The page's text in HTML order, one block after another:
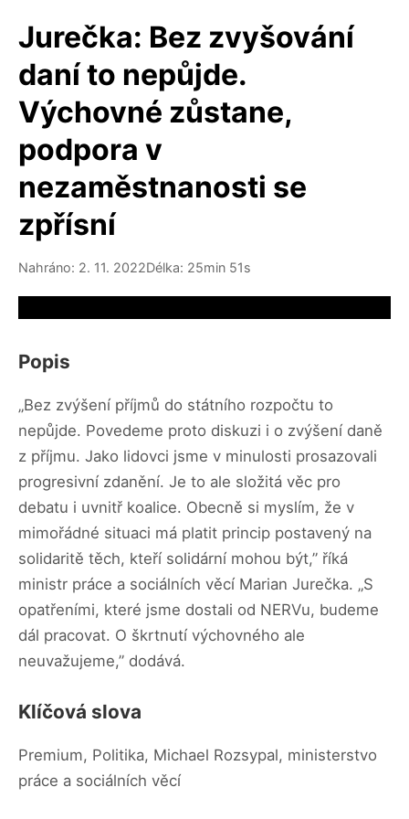
Jurečka: Bez zvyšování
daní to nepůjde.
Výchovné zůstane,
podpora v
nezaměstnanosti se
zpřísní
Nahráno: 2. 11. 2022Délka: 25min 51s
Popis
„Bez zvýšení příjmů do státního rozpočtu to
nepůjde. Povedeme proto diskuzi i o zvýšení daně
z příjmu. Jako lidovci jsme v minulosti prosazovali
progresivní zdanění. Je to ale složitá věc pro
debatu i uvnitř koalice. Obecně si myslím, že v
mimořádné situaci má platit princip postavený na
solidaritě těch, kteří solidární mohou být,” říká
ministr práce a sociálních věcí Marian Jurečka. „S
opatřeními, které jsme dostali od NERVu, budeme
dál pracovat. O škrtnutí výchovného ale
neuvažujeme,” dodává.
Klíčová slova
Premium, Politika, Michael Rozsypal, ministerstvo
práce a sociálních věcí